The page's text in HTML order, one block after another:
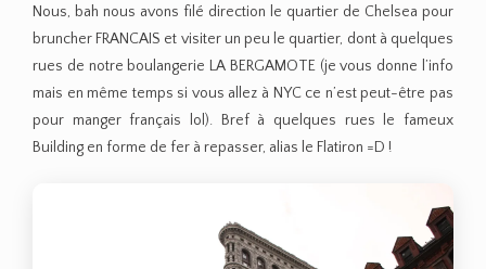
Nous, bah nous avons filé direction le quartier de Chelsea pour
bruncher FRANCAIS et visiter un peu le quartier, dont à quelques
rues de notre boulangerie LA BERGAMOTE (je vous donne l’info
mais en même temps si vous allez à NYC ce n’est peut-être pas
pour manger français lol). Bref à quelques rues le fameux
Building en forme de fer à repasser, alias le Flatiron =D !